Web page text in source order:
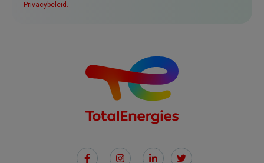
Privacybeleid.
Social